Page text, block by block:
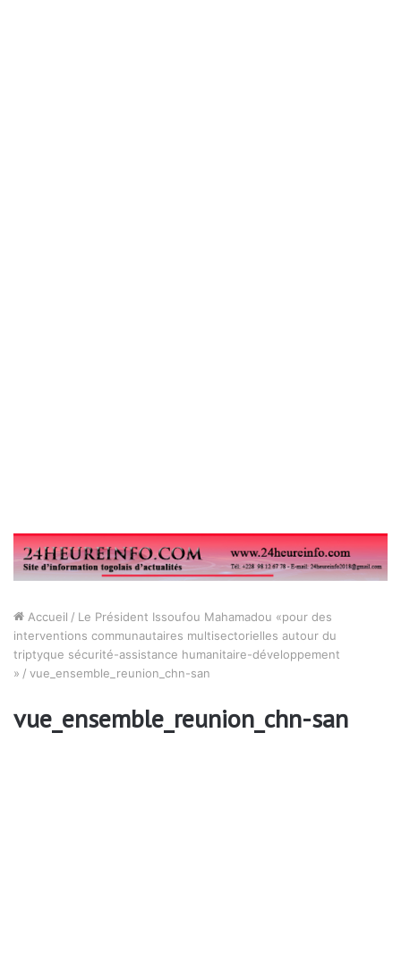
Accueil / Le Président Issoufou Mahamadou «pour des
interventions communautaires multisectorielles autour du
triptyque sécurité-assistance humanitaire-développement
» / vue_ensemble_reunion_chn-san
vue_ensemble_reunion_chn-san